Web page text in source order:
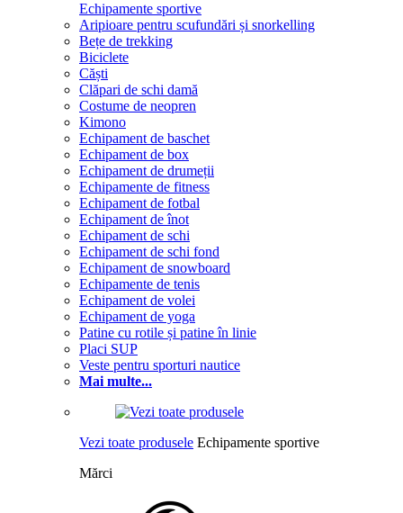
Echipamente sportive
Aripioare pentru scufundări și snorkelling
Bețe de trekking
Biciclete
Căști
Clăpari de schi damă
Costume de neopren
Kimono
Echipament de baschet
Echipament de box
Echipament de drumeții
Echipamente de fitness
Echipament de fotbal
Echipament de înot
Echipament de schi
Echipament de schi fond
Echipament de snowboard
Echipamente de tenis
Echipament de volei
Echipament de yoga
Patine cu rotile și patine în linie
Placi SUP
Veste pentru sporturi nautice
Mai multe...
Vezi toate produsele Echipamente sportive
Mărci